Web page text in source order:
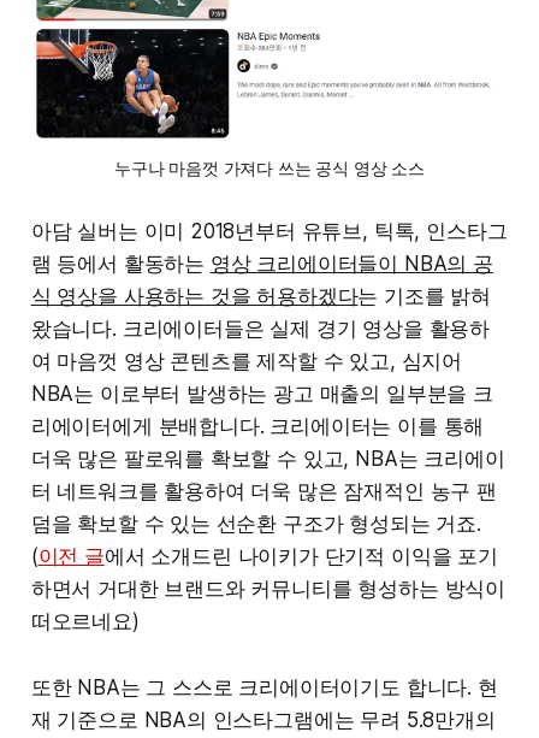
누구나 마음껏 가져다 쓰는 공식 영상 소스
아담 실버는 이미 2018년부터 유튜브, 틱톡, 인스타그
램 등에서 활동하는 영상 크리에이터들이 NBA의 공
식 영상을 사용하는 것을 허용하겠다는 기조를 밝혀
왔습니다. 크리에이터들은 실제 경기 영상을 활용하
여 마음껏 영상 콘텐츠를 제작할 수 있고, 심지어
NBA는 이로부터 발생하는 광고 매출의 일부분을 크
리에이터에게 분배합니다. 크리에이터는 이를 통해
더욱 많은 팔로워를 확보할 수 있고, NBA는 크리에이
터 네트워크를 활용하여 더욱 많은 잠재적인 농구 팬
덤을 확보할 수 있는 선순환 구조가 형성되는 거죠.
(이전 글에서 소개드린 나이키가 단기적 이익을 포기
하면서 거대한 브랜드와 커뮤니티를 형성하는 방식이
떠오르네요)
또한 NBA는 그 스스로 크리에이터이기도 합니다. 현
재 기준으로 NBA의 인스타그램에는 무려 5.8만개의